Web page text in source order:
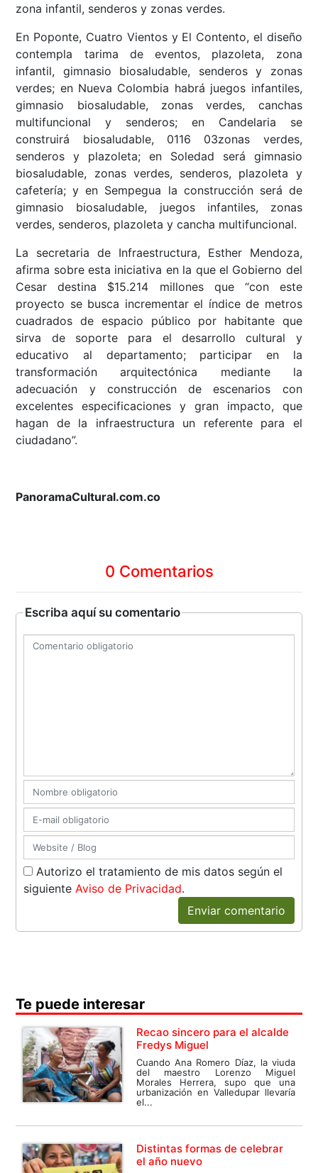
zona infantil, senderos y zonas verdes.
En Poponte, Cuatro Vientos y El Contento, el diseño
contempla tarima de eventos, plazoleta, zona
infantil, gimnasio biosaludable, senderos y zonas
verdes; en Nueva Colombia habrá juegos infantiles,
gimnasio biosaludable, zonas verdes, canchas
multifuncional y senderos; en Candelaria se
construirá biosaludable, 0116 03zonas verdes,
senderos y plazoleta; en Soledad será gimnasio
biosaludable, zonas verdes, senderos, plazoleta y
cafetería; y en Sempegua la construcción será de
gimnasio biosaludable, juegos infantiles, zonas
verdes, senderos, plazoleta y cancha multifuncional.
La secretaria de Infraestructura, Esther Mendoza,
afirma sobre esta iniciativa en la que el Gobierno del
Cesar destina $15.214 millones que “con este
proyecto se busca incrementar el índice de metros
cuadrados de espacio público por habitante que
sirva de soporte para el desarrollo cultural y
educativo al departamento; participar en la
transformación arquitectónica mediante la
adecuación y construcción de escenarios con
excelentes especificaciones y gran impacto, que
hagan de la infraestructura un referente para el
ciudadano”.
PanoramaCultural.com.co
0 Comentarios
Escriba aquí su comentario
Autorizo el tratamiento de mis datos según el
siguienteAviso de Privacidad.
Enviar comentario
Te puede interesar
Recao sincero para el alcalde
Fredys Miguel
Cuando Ana Romero Díaz, la viuda
del maestro Lorenzo Miguel
Morales Herrera, supo que una
urbanización en Valledupar llevaría
el...
Distintas formas de celebrar
el año nuevo